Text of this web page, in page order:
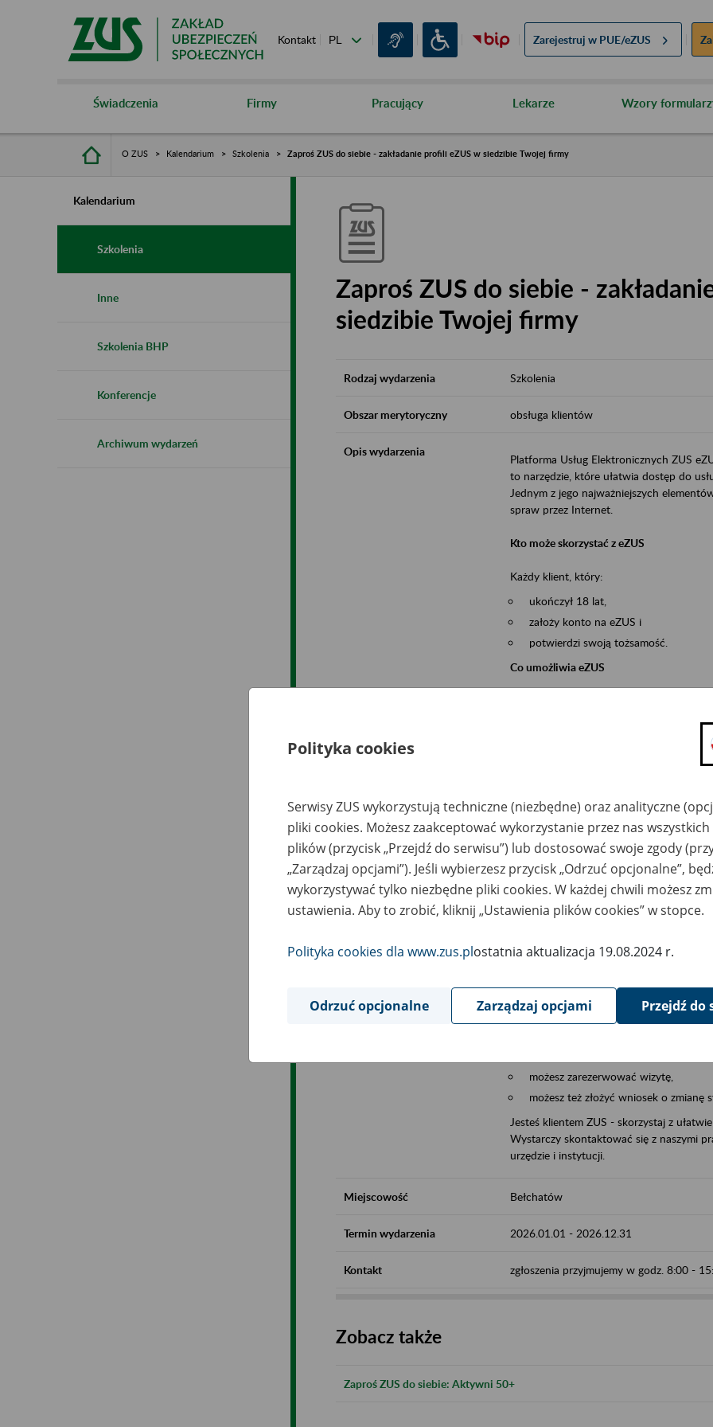
Kontakt Zarejestruj w PUE/eZUS
Świadczenia Firmy Pracujący Lekarze Wzory
O ZUS Kalendarium Szkolenia Zaproś ZUS do siebie - zakładanie profili eZUS w siedzibie Twojej firmy
Kalendarium
Szkolenia
Inne
Szkolenia BHP
Konferencje
Archiwum wydarzeń
Zaproś ZUS do siebie -
siedzibie Twojej firmy
Rodzaj wydarzenia Szkolenia
Obszar merytoryczny obsługa klientów
Opis wydarzenia
Platforma Usług Elektronicznych ZUS
to narzędzie, które ułatwia dostęp do
Jednym z jego najważniejszych
spraw przez Internet.
Kto może skorzystać z eZUS
Każdy klient, który:
ukończył 18 lat,
założy konto na eZUS i
potwierdzi swoją tożsamość.
Co umożliwia eZUS
wgląd do danych zgromadzonych w
składanie wniosków i otrzymywanie
zadawanie pytań i otrzymywanie
Jeśli jesteś osobą ubezpieczoną (np.
możesz sprawdzić swoje dane
masz dostęp do informacji o stanie
masz dostęp do informacji o
Jeśli jesteś płatnikiem składek (np.
możesz skorzystać z aplikacji
ubezpieczeń, wypełnisz i
ZUS,
możesz złożyć wniosek o wydanie
masz dostęp do zwolnień lekarskich
Jeśli jesteś świadczeniobiorcą
masz dostęp m.in. do formularza
do formularza PIT 40A, czyli
możesz zarezerwować wizytę,
możesz też złożyć wniosek o zmianę
Jesteś klientem ZUS - skorzystaj z
Wystarczy skontaktować się z naszymi
urzędzie i instytucji.
Miejscowość Bełchatów
Termin wydarzenia 2026.01.01 - 2026.12.31
Kontakt zgłoszenia przyjmujemy w godz. 8:00 -
Zobacz także
Zaproś ZUS do siebie: Aktywni 50+
Polityka cookies
Serwisy ZUS wykorzystują techniczne (niezbędne) oraz analityczne
pliki cookies. Możesz zaakceptować wykorzystanie przez nas
plików (przycisk „Przejdź do serwisu”) lub dostosować swoje zgody
„Zarządzaj opcjami”). Jeśli wybierzesz przycisk „Odrzuć opcjonalne”,
wykorzystywać tylko niezbędne pliki cookies. W każdej chwili możesz
ustawienia. Aby to zrobić, kliknij „Ustawienia plików cookies” w stopce.
Polityka cookies dla www.zus.plostatnia aktualizacja 19.08.2024 r.
Odrzuć opcjonalne Zarządzaj opcjami Przejdź do